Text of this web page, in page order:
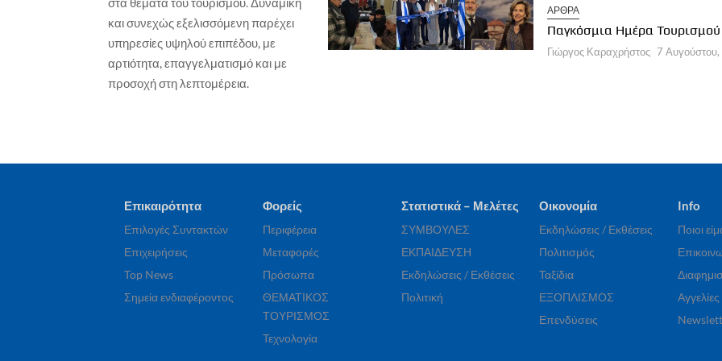
και συνεχώς εξελισσόμενη παρέχει
υπηρεσίες υψηλού επιπέδου, με
αρτιότητα, επαγγελματισμό και με
προσοχή στη λεπτομέρεια.
UNCATEGORIZED
Accor: Οικονομικά αποτελέσματα
πρώτου εξαμήνου 2026
THE CHIOS FESTIVAL: Η Χίος στο
Επίκεντρο
Γιώργος Καραχρήστος 7 Αυγούστου, 2026
ΑΡΘΡΑ
Παγκόσμια Ημέρα
Γιώργος Καραχρήστος 7
Επικαιρότητα
Επιλογές Συντακτών
Επιχειρήσεις
Top News
Σημεία ενδιαφέροντος
Φορείς
Περιφέρεια
Μεταφορές
Πρόσωπα
ΘΕΜΑΤΙΚΟΣ
ΤΟΥΡΙΣΜΟΣ
Τεχνολογία
Στατιστικά – Μελέτες
ΣΥΜΒΟΥΛΕΣ
ΕΚΠΑΙΔΕΥΣΗ
Εκδηλώσεις / Εκθέσεις
Πολιτική
Οικονομία
Εκδηλώσεις / Εκθέσεις
Πολιτισμός
Ταξίδια
ΕΞΟΠΛΙΣΜΟΣ
Επενδύσεις
Info
Ποιοι
Αγγελίες